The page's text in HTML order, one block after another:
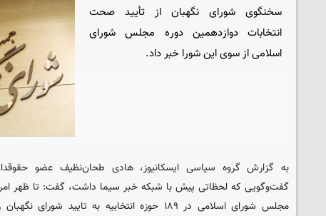
سخنگوی شورای نگهبان از تأیید صحت
انتخابات دوازدهمین دوره مجلس شورای
اسلامی از سوی این شورا خبر داد.
به گزارش گروه سیاسی ایسکانیوز، هادی طحان‌نظیف عضو
گفت‌وگویی که لحظاتی پیش با شبکه خبر سیما داشت، گفت: تا ظهر
مجلس شورای اسلامی در ۱۸۹ حوزه انتخابیه به